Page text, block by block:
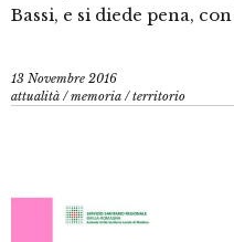
Bassi, e si diede pena,
13 Novembre 2016
attualità /memoria /territorio